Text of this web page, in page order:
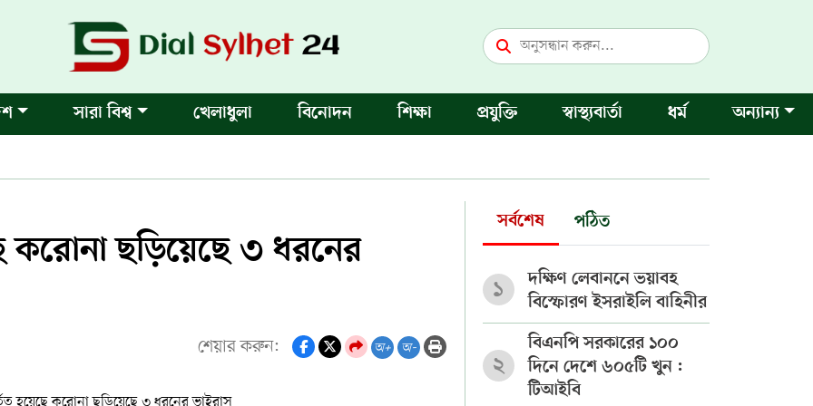
সারা বিশ্ব খেলাধুলা বিনোদন শিক্ষা প্রযুক্তি স্বাস্থ্যবার্তা ধর্ম অন্যান্য
করোনা ছড়িয়েছে ৩ ধরনের
শেয়ার করুন: অ+ অ-
সর্বশেষ পঠিত
১
দক্ষিণ লেবাননে ভয়াবহ
বিস্ফোরণ ইসরাইলি বাহিনীর
২
বিএনপি সরকারের ১০০
দিনে দেশে ৬০৫টি খুন :
টিআইবি